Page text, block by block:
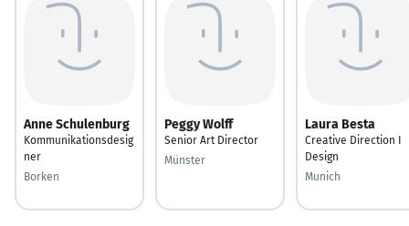
Anne Schulenburg
Kommunikationsdesig
ner
Borken
Peggy Wolff
Senior Art Director
Münster
Laura Besta
Creative Direction I
Design
Munich